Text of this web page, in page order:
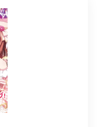
カスタム
サイト制作
計